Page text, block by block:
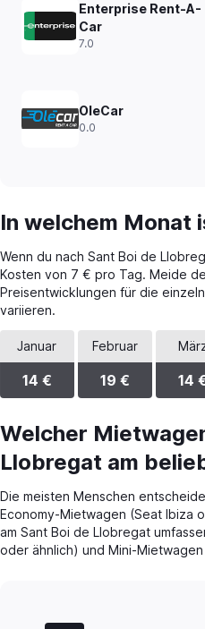
Range:
to
Enterprise Rent-A-
Car
7.0
OleCar
0.0
In welchem Monat
Wenn du nach Sant Boi de
Kosten von 7 € pro Tag. Meide
Preisentwicklungen für die
variieren.
Januar
14 €
Februar
19 € 14
Welcher
Llobregat am
Die meisten Menschen
Economy-Mietwagen (Seat Ibiza
am Sant Boi de Llobregat
oder ähnlich) und Mini-